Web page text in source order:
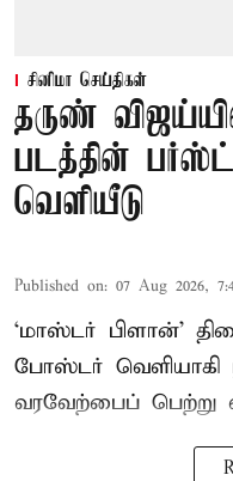
சினிமா செய்திகள்
தருண்
படத்தின்
வெளியீடு
Published on: 07 Aug 2026,
‘மாஸ்டர் பிளான்’
போஸ்டர் வெளியாகி
வரவேற்பைப் பெற்று